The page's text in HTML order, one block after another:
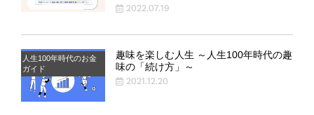
2022.07.19
人生100年時代のお金
ガイド
趣味を楽しむ人生 ～人生100年時代の趣
味の「続け方」～
2021.12.20